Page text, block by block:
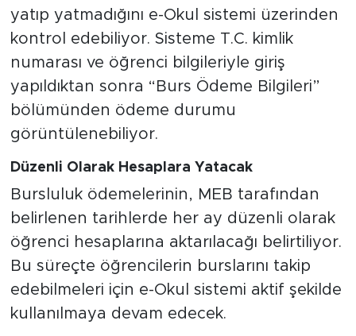
yatıp yatmadığını e-Okul sistemi üzerinden
kontrol edebiliyor. Sisteme T.C. kimlik
numarası ve öğrenci bilgileriyle giriş
yapıldıktan sonra “Burs Ödeme Bilgileri”
bölümünden ödeme durumu
görüntülenebiliyor.
Düzenli Olarak Hesaplara Yatacak
Bursluluk ödemelerinin, MEB tarafından
belirlenen tarihlerde her ay düzenli olarak
öğrenci hesaplarına aktarılacağı belirtiliyor.
Bu süreçte öğrencilerin burslarını takip
edebilmeleri için e-Okul sistemi aktif şekilde
kullanılmaya devam edecek.